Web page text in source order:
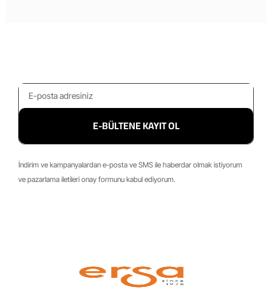
E-BÜLTENE KAYIT OL
İndirim ve kampanyalardan e-posta ve SMS ile haberdar olmak istiyorum
ve pazarlama iletileri onay formunu kabul ediyorum.